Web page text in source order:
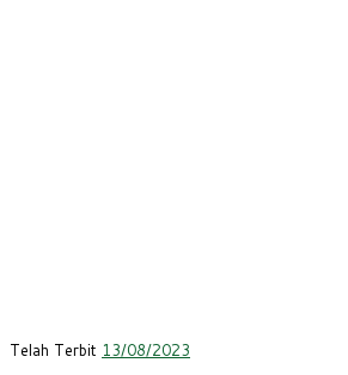
Telah Terbit 13/08/2023